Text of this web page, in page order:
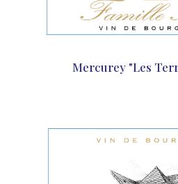
Mercurey "Les